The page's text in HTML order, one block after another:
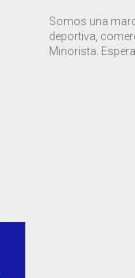
Somos una
deportiva,
Minorista.